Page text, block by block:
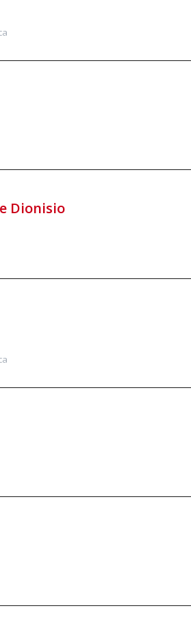
Dionisio